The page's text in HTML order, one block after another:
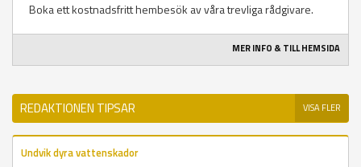
Boka ett kostnadsfritt hembesök av våra trevliga rådgivare.
MER INFO & TILL HEMSIDA
REDAKTIONEN TIPSAR VISA FLER
Undvik dyra vattenskador